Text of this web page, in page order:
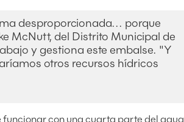
desproporcionada... porque
McNutt, del Distrito Municipal de
y gestiona este embalse. "Y
otros recursos hídricos
funcionar con una cuarta parte del agua